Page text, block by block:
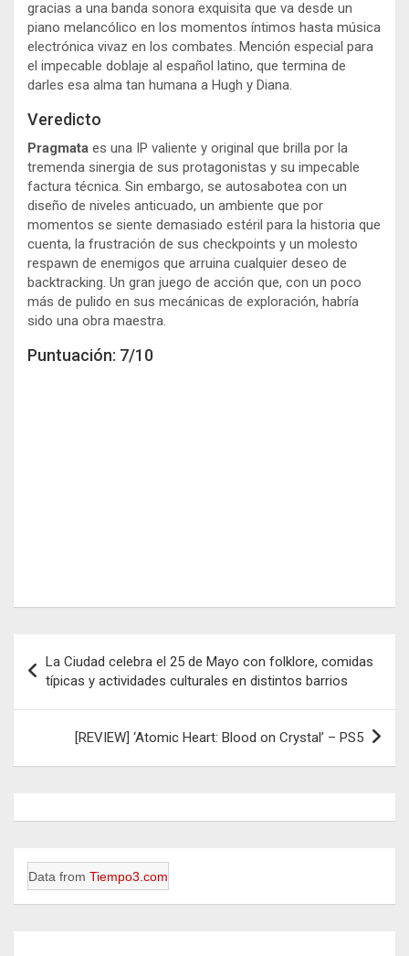
gracias a una banda sonora exquisita que va desde un
piano melancólico en los momentos íntimos hasta música
electrónica vivaz en los combates. Mención especial para
el impecable doblaje al español latino, que termina de
darles esa alma tan humana a Hugh y Diana.
Veredicto
Pragmata es una IP valiente y original que brilla por la
tremenda sinergia de sus protagonistas y su impecable
factura técnica. Sin embargo, se autosabotea con un
diseño de niveles anticuado, un ambiente que por
momentos se siente demasiado estéril para la historia que
cuenta, la frustración de sus checkpoints y un molesto
respawn de enemigos que arruina cualquier deseo de
backtracking. Un gran juego de acción que, con un poco
más de pulido en sus mecánicas de exploración, habría
sido una obra maestra.
Puntuación: 7/10
de
entradas
La Ciudad celebra el 25 de Mayo con folklore, comidas
típicas y actividades culturales en distintos barrios
[REVIEW] ‘Atomic Heart: Blood on Crystal’ – PS5
Data from Tiempo3.com